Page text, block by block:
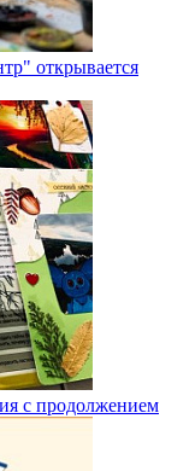
открывается
с продолжением